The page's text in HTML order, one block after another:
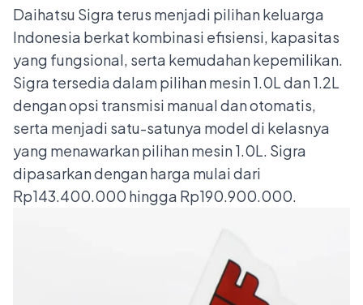
Daihatsu Sigra terus menjadi pilihan keluarga
Indonesia berkat kombinasi efisiensi, kapasitas
yang fungsional, serta kemudahan kepemilikan.
Sigra tersedia dalam pilihan mesin 1.0L dan 1.2L
dengan opsi transmisi manual dan otomatis,
serta menjadi satu-satunya model di kelasnya
yang menawarkan pilihan mesin 1.0L. Sigra
dipasarkan dengan harga mulai dari
Rp143.400.000 hingga Rp190.900.000.